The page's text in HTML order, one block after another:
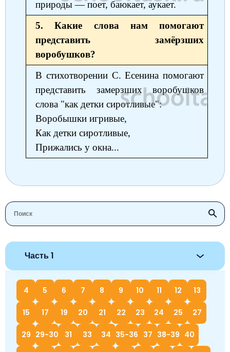
природы — поет, баюкает, аукает.
5. Какие слова нам помогают
представить замёрзших
воробушков?
В стихотворении С. Есенина помогают
представить замерзших воробушков
слова "как детки сиротливые":
Воробышки игривые,
Как детки сиротливые,
Прижались у окна...
Часть 1
4 5 6 7 8 9 10 11 12 13
15 17 19 20 21 22 23 24 25 27
29 29-30 31 33 34 35-36 37 38-39 40